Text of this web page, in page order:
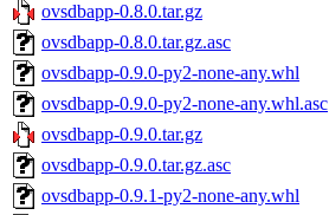
ovsdbapp-0.8.0.tar.gz
ovsdbapp-0.8.0.tar.gz.asc
ovsdbapp-0.9.0-py2-none-any.whl
ovsdbapp-0.9.0-py2-none-any.whl.asc
ovsdbapp-0.9.0.tar.gz
ovsdbapp-0.9.0.tar.gz.asc
ovsdbapp-0.9.1-py2-none-any.whl